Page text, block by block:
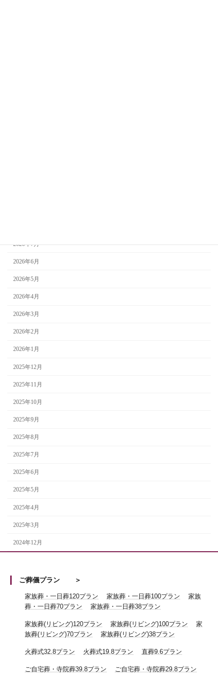
2026年7月
2026年6月
2026年5月
2026年4月
2026年3月
2026年2月
2026年1月
2025年12月
2025年11月
2025年10月
2025年9月
2025年8月
2025年7月
2025年6月
2025年5月
2025年4月
2025年3月
2024年12月
ご葬儀プラン
家族葬・一日葬120プラン 家族葬・一日葬100プラン
家族
葬・一日葬70プラン
家族葬・一日葬38プラン
家族葬(リビング)120プラン 家族葬(リビング)100プラン
家
族葬(リビング)70プラン
家族葬(リビング)38プラン
火葬式32.8プラン 火葬式19.8プラン 直葬9.6プラン
ご自宅葬・寺院葬39.8プラン ご自宅葬・寺院葬29.8プラン